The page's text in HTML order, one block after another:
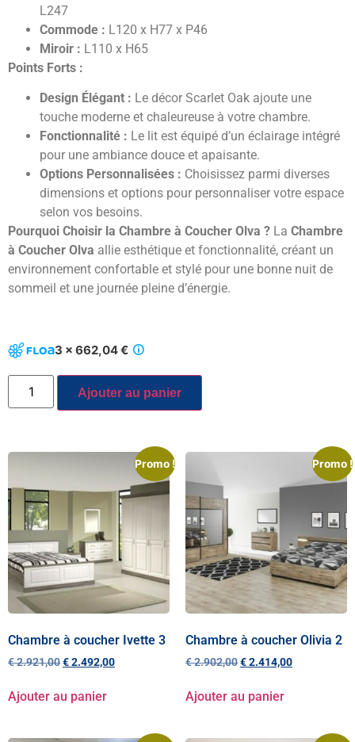
L247
Commode : L120 x H77 x P46
Miroir : L110 x H65
Points Forts :
Design Élégant : Le décor Scarlet Oak ajoute une
touche moderne et chaleureuse à votre chambre.
Fonctionnalité : Le lit est équipé d’un éclairage intégré
pour une ambiance douce et apaisante.
Options Personnalisées : Choisissez parmi diverses
dimensions et options pour personnaliser votre espace
selon vos besoins.
Pourquoi Choisir la Chambre à Coucher Olva ? La Chambre
à Coucher Olva allie esthétique et fonctionnalité, créant un
environnement confortable et stylé pour une bonne nuit de
sommeil et une journée pleine d’énergie.
3 x 662,04 €
Ajouter au panier
Promo !
Chambre à coucher Ivette 3
€2.921,00€2.492,00
Ajouter au panier
Promo !
Chambre à coucher Olivia 2
€2.902,00€2.414,00
Ajouter au panier